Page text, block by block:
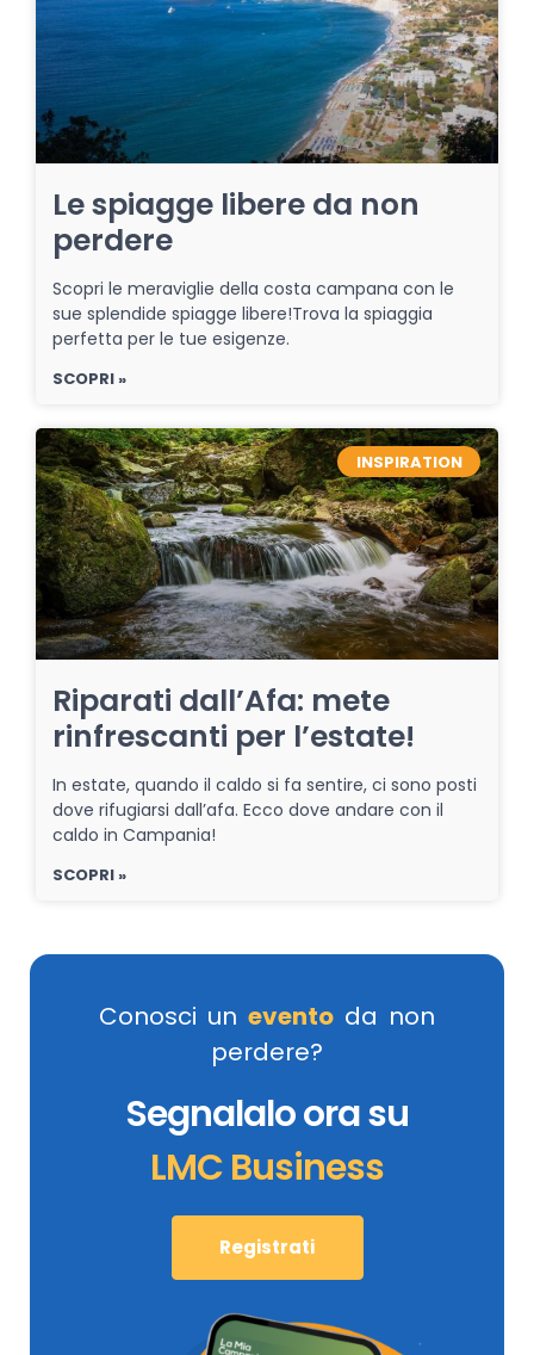
Le spiagge libere da non
perdere
Scopri le meraviglie della costa campana con le
sue splendide spiagge libere!Trova la spiaggia
perfetta per le tue esigenze.
SCOPRI »
INSPIRATION
Riparati dall’Afa: mete
rinfrescanti per l’estate!
In estate, quando il caldo si fa sentire, ci sono posti
dove rifugiarsi dall’afa. Ecco dove andare con il
caldo in Campania!
SCOPRI »
Conosci un evento da non
perdere?
Segnalalo ora su
LMC Business
Registrati